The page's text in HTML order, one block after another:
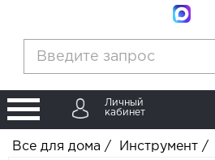
Личный
кабинет
Все для дома / Инструмент /